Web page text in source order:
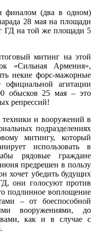
финалом (два в одном)
28 мая на площади
ГД на той же площади 5
митинг на этой
«Сильная Армения»,
некие форс-мажорные
официальной агитации
обысков 25 мая – это
репрессий!
техники и вооружений в
подразделениях
митингу, который
использовать в
рядовые граждане
предрешен в пользу
хочет убедить будущих
они голосуют против
подлинное воплощение
– от боеспособной
вооружениями, до
как и в случае с